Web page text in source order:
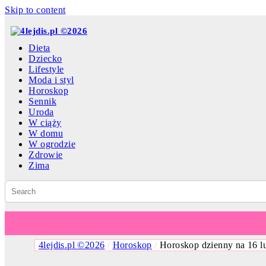
Skip to content
Dieta
Dziecko
Lifestyle
Moda i styl
Horoskop
Sennik
Uroda
W ciąży
W domu
W ogrodzie
Zdrowie
Zima
4lejdis.pl ©2026 / Horoskop /Horoskop dzienny na 16